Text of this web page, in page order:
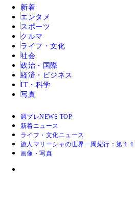
新着
エンタメ
スポーツ
クルマ
ライフ・文化
社会
政治・国際
経済・ビジネス
IT・科学
写真
週プレNEWS TOP
新着ニュース
ライフ・文化ニュース
旅人マリーシャの世界一周紀行：第１
画像・写真